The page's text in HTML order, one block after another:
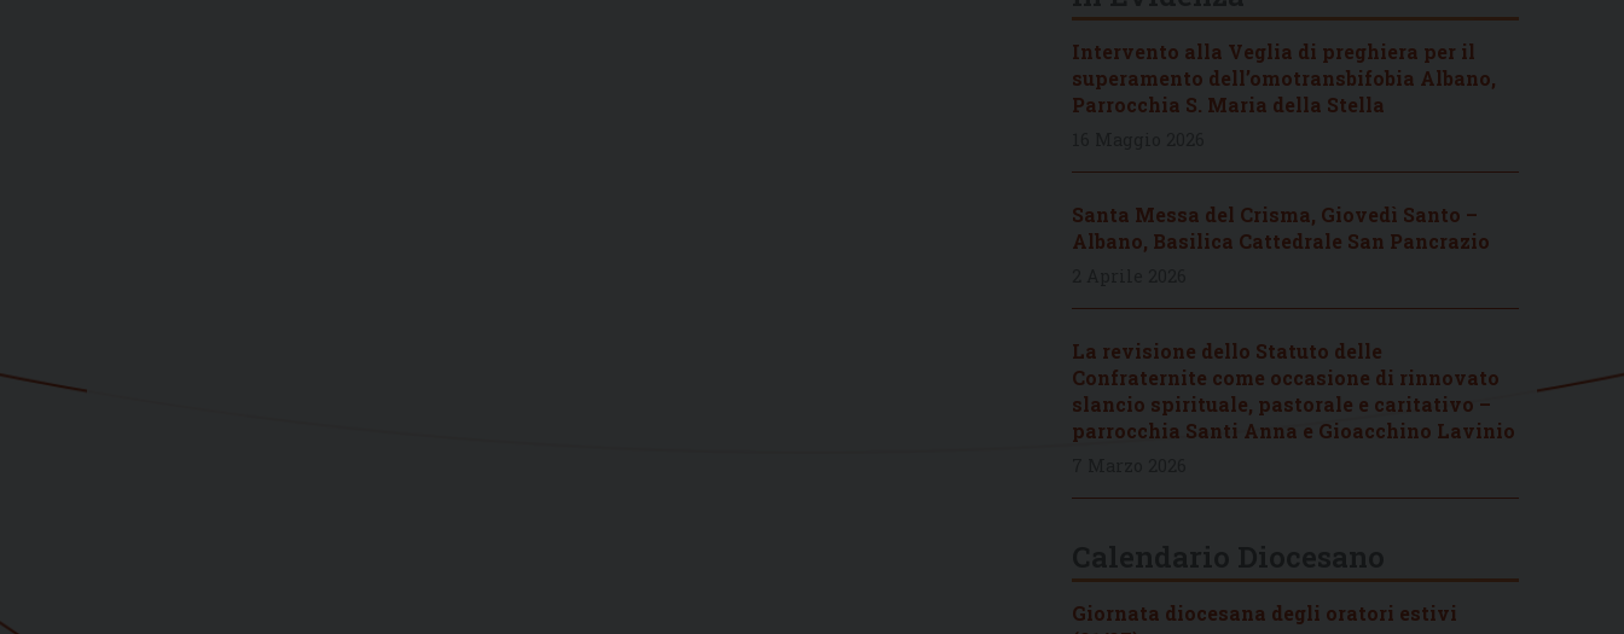
Intervento alla Veglia di preghiera per il
superamento dell’omotransbifobia Albano,
Parrocchia S. Maria della Stella
Santa Messa del Crisma, Giovedì Santo –
Albano, Basilica Cattedrale San Pancrazio
La revisione dello Statuto delle
Confraternite come occasione di rinnovato
slancio spirituale, pastorale e caritativo –
parrocchia Santi Anna e Gioacchino Lavinio
Giornata diocesana degli oratori estivi